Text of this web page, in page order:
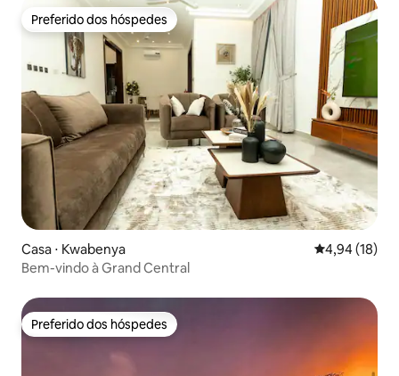
Preferido dos hóspedes
Preferido dos hóspedes
Casa ⋅ Kwabenya 4,94 de uma
4,94 (18)
Bem-vindo à Grand Central
Preferido dos hóspedes
Preferido dos hóspedes